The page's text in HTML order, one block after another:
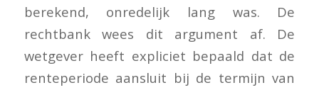
berekend, onredelijk lang was. De
rechtbank wees dit argument af. De
wetgever heeft expliciet bepaald dat de
renteperiode aansluit bij de termijn van